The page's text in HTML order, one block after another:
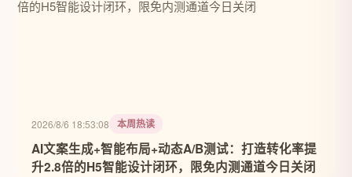
2026/8/6 18:53:08 本周热读
AI文案生成+智能布局+动态A/B测试：打造转化率提
升2.8倍的H5智能设计闭环，限免内测通道今日关闭